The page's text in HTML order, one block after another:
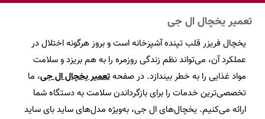
تعمیر یخچال ال جی
یخچال فریزر قلب تپنده آشپزخانه است و بروز هرگونه اختلال در
عملکرد آن، می‌تواند نظم زندگی روزمره را به هم بریزد و سلامت
مواد غذایی را به خطر بیندازد. در صفحهتعمیر یخچال ال جی، ما
تخصصی‌ترین خدمات را برای بازگرداندن سلامت به دستگاه شما
ارائه می‌کنیم. یخچال‌های ال جی، به‌ویژه مدل‌های ساید بای ساید